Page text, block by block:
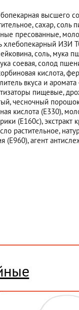
высшего
сахар, соль
пресованные,
хлебопекарный ИЗИ
соль, мука
соевая, солод
кислота,
вкуса и аромата
пищевые,
чесночный
кислота (Е330),
(Е160с), экстракт
растительное,
(Е960), агент